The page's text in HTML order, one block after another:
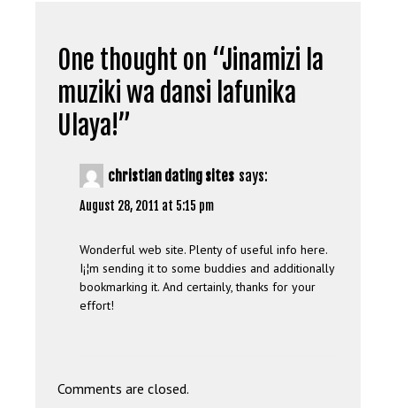
One thought on “Jinamizi la
muziki wa dansi lafunika
Ulaya!”
christian dating sites says:
August 28, 2011 at 5:15 pm
Wonderful web site. Plenty of useful info here.
I¡¦m sending it to some buddies and additionally
bookmarking it. And certainly, thanks for your
effort!
Comments are closed.